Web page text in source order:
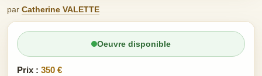
par Catherine VALETTE
Oeuvre disponible
Prix : 350 €